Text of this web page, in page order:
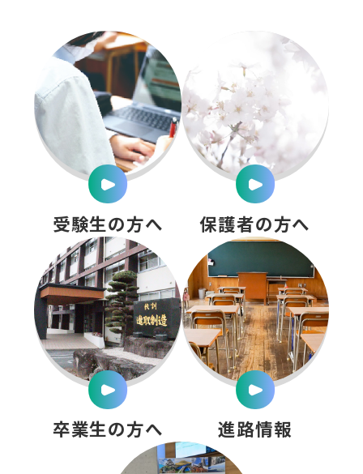
受験生の方へ 保護者の方へ
卒業生の方へ 進路情報